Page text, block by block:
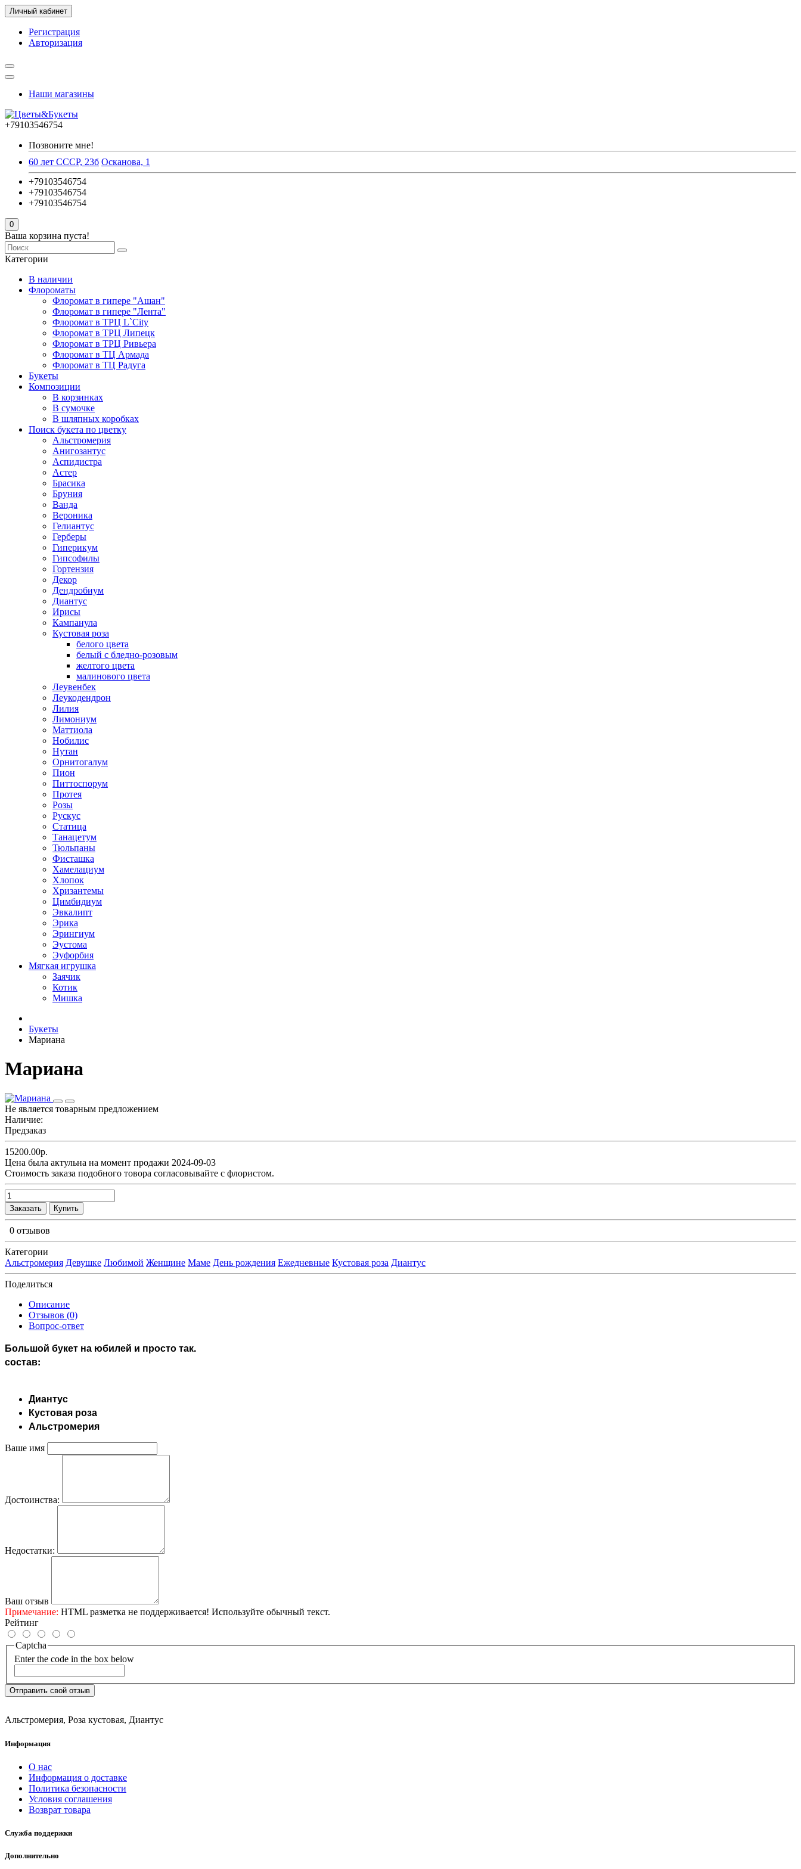
Личный кабинет
Регистрация
Авторизация
Наши магазины
+79103546754
Позвоните мне!
60 лет СССР, 23б Осканова, 1
+79103546754
+79103546754
+79103546754
0
Ваша корзина пуста!
Категории
В наличии
Флороматы
Флоромат в гипере "Ашан"
Флоромат в гипере "Лента"
Флоромат в ТРЦ L`City
Флоромат в ТРЦ Липецк
Флоромат в ТРЦ Ривьера
Флоромат в ТЦ Армада
Флоромат в ТЦ Радуга
Букеты
Композиции
В корзинках
В сумочке
В шляпных коробках
Поиск букета по цветку
Альстромерия
Анигозантус
Аспидистра
Астер
Брасика
Бруния
Ванда
Вероника
Гелиантус
Герберы
Гиперикум
Гипсофилы
Гортензия
Декор
Дендробиум
Диантус
Ирисы
Кампанула
Кустовая роза
белого цвета
белый с бледно-розовым
желтого цвета
малинового цвета
Леувенбек
Леукодендрон
Лилия
Лимониум
Маттиола
Нобилис
Нутан
Орнитогалум
Пион
Питтоспорум
Протея
Розы
Рускус
Статица
Танацетум
Тюльпаны
Фисташка
Хамелациум
Хлопок
Хризантемы
Цимбидиум
Эвкалипт
Эрика
Эрингиум
Эустома
Эуфорбия
Мягкая игрушка
Заячик
Котик
Мишка
Букеты
Мариана
Мариана
Не является товарным предложением
Наличие:
Предзаказ
15200.00р.
Цена была актульна на момент продажи 2024-09-03
Cтоимость заказа подобного товора согласовывайте с флористом.
Заказать Купить
0 отзывов
Категории
Альстромерия Девушке Любимой Женщине Маме День рождения Ежедневные Кустовая роза Диантус
Поделиться
Описание
Отзывов (0)
Вопрос-ответ
Большой букет на юбилей и просто так.
состав:
Диантус
Кустовая роза
Альстромерия
Ваше имя
Достоинства:
Недостатки:
Ваш отзыв
Примечание: HTML разметка не поддерживается! Используйте обычный текст.
Рейтинг
Captcha
Enter the code in the box below
Отправить свой отзыв
Альстромерия, Роза кустовая, Диантус
Информация
О нас
Информация о доставке
Политика безопасности
Условия соглашения
Возврат товара
Служба поддержки
Дополнительно